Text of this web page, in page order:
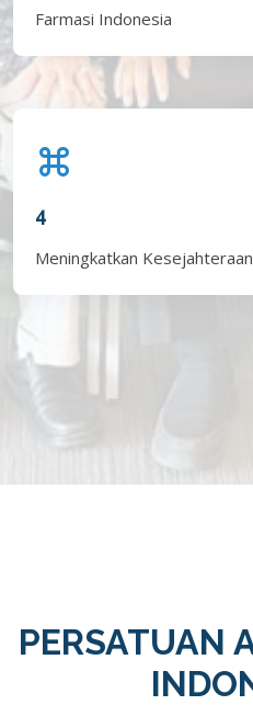
Farmasi Indonesia
4
Meningkatkan
PERSATUAN